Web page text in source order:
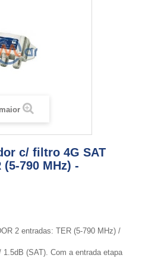
c/ filtro 4G SAT
(5-790 MHz) -
2 entradas: TER (5-790 MHz) /
(SAT). Com a entrada etapa